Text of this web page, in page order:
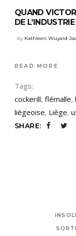
QUAND
DE
by Kathleen Wuyard-
READ MORE
Tags:
cockerill, flémalle,
liégeoise, Liège,
SHARE: